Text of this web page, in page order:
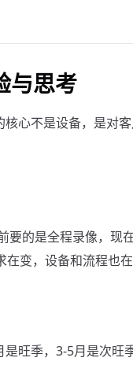
与思考
心不是设备，是对
的是全程录像，现
变，设备和流程也在
旺季，3-5月是次旺